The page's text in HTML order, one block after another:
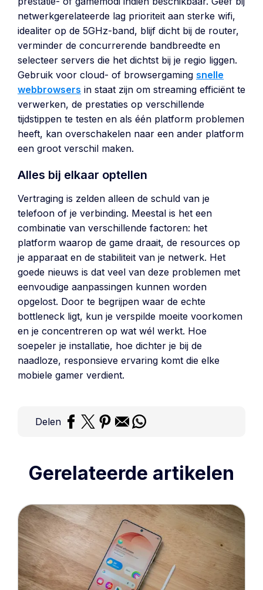
netwerkgerelateerde lag prioriteit aan sterke wifi,
idealiter op de 5GHz-band, blijf dicht bij de router,
verminder de concurrerende bandbreedte en
selecteer servers die het dichtst bij je regio liggen.
Gebruik voor cloud- of browsergaming snelle
webbrowsers in staat zijn om streaming efficiënt te
verwerken, de prestaties op verschillende
tijdstippen te testen en als één platform problemen
heeft, kan overschakelen naar een ander platform
een ​​groot verschil maken.
Alles bij elkaar optellen
Vertraging is zelden alleen de schuld van je
telefoon of je verbinding. Meestal is het een
combinatie van verschillende factoren: het
platform waarop de game draait, de resources op
je apparaat en de stabiliteit van je netwerk. Het
goede nieuws is dat veel van deze problemen met
eenvoudige aanpassingen kunnen worden
opgelost. Door te begrijpen waar de echte
bottleneck ligt, kun je verspilde moeite voorkomen
en je concentreren op wat wél werkt. Hoe
soepeler je installatie, hoe dichter je bij de
naadloze, responsieve ervaring komt die elke
mobiele gamer verdient.
Delen
Gerelateerde artikelen